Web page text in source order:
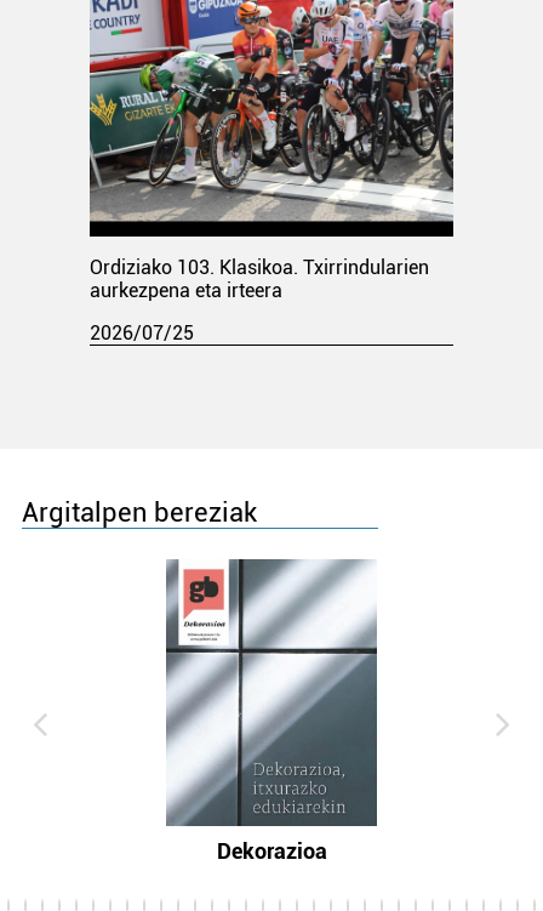
Ordiziako 103. Klasikoa. Txirrindularien
aurkezpena eta irteera
2026/07/25
Argitalpen bereziak
Dekorazioa